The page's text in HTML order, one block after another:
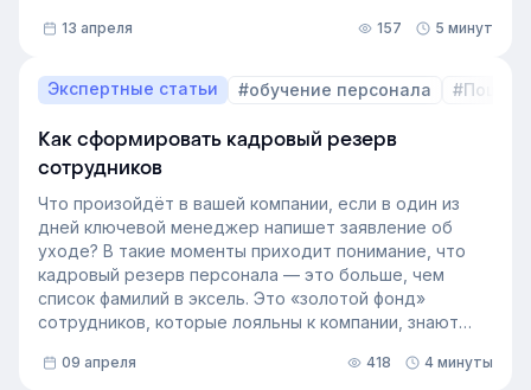
13 апреля 157 5 минут
Экспертные статьи #обучение персонала
Как сформировать кадровый резерв
сотрудников
Что произойдёт в вашей компании, если в один из
дней ключевой менеджер напишет заявление об
уходе? В такие моменты приходит понимание, что
кадровый резерв персонала — это больше, чем
список фамилий в эксель. Это «золотой фонд»
сотрудников, которые лояльны к компании, знают
освободившуюся должность. Не у каждой компании
09 апреля 418 4 минуты